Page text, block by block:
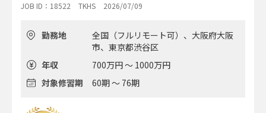
JOB ID：18522 TKHS 2026/07/09
勤務地
全国（フルリモート可）、大阪府大阪
市、東京都渋谷区
年収
700万円 ～ 1000万円
対象修習期
60期 ～ 76期